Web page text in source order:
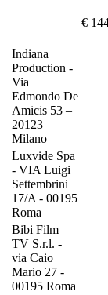
€
Indiana
Production -
Via
Edmondo De
Amicis 53 –
20123
Milano
Luxvide Spa
- VIA Luigi
Settembrini
17/A - 00195
Roma
Bibi Film
TV S.r.l. -
via Caio
Mario 27 -
00195 Roma